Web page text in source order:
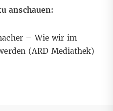
anschauen:
– Wie wir im
(ARD Mediathek)